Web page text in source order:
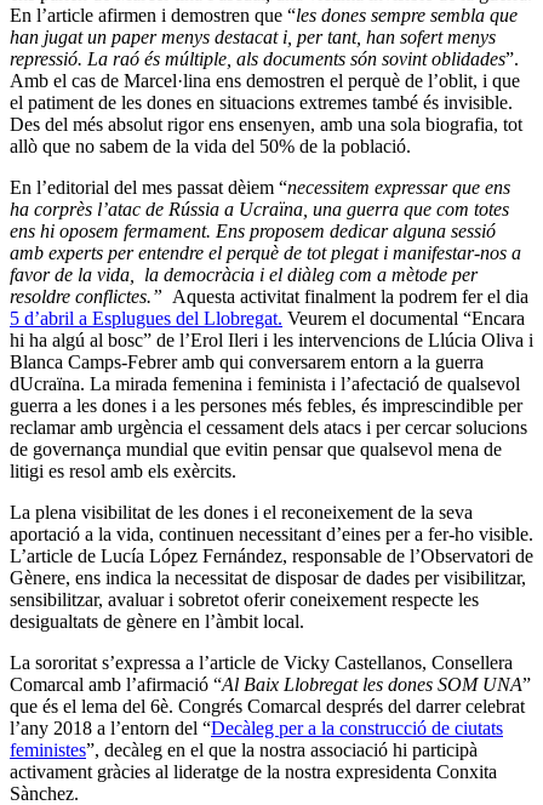
En l’article afirmen i demostren que “les dones sempre sembla que
han jugat un paper menys destacat i, per tant, han sofert menys
repressió. La raó és múltiple, als documents són sovint oblidades”.
Amb el cas de Marcel·lina ens demostren el perquè de l’oblit, i que
el patiment de les dones en situacions extremes també és invisible.
Des del més absolut rigor ens ensenyen, amb una sola biografia, tot
allò que no sabem de la vida del 50% de la població.
En l’editorial del mes passat dèiem “necessitem expressar que ens
ha corprès l’atac de Rússia a Ucraïna, una guerra que com totes
ens hi oposem fermament. Ens proposem dedicar alguna sessió
amb experts per entendre el perquè de tot plegat i manifestar-nos a
favor de la vida, la democràcia i el diàleg com a mètode per
resoldre conflictes.” Aquesta activitat finalment la podrem fer el dia
5 d’abril a Esplugues del Llobregat. Veurem el documental “Encara
hi ha algú al bosc” de l’Erol Ileri i les intervencions de Llúcia Oliva i
Blanca Camps-Febrer amb qui conversarem entorn a la guerra
dUcraïna. La mirada femenina i feminista i l’afectació de qualsevol
guerra a les dones i a les persones més febles, és imprescindible per
reclamar amb urgència el cessament dels atacs i per cercar solucions
de governança mundial que evitin pensar que qualsevol mena de
litigi es resol amb els exèrcits.
La plena visibilitat de les dones i el reconeixement de la seva
aportació a la vida, continuen necessitant d’eines per a fer-ho visible.
L’article de Lucía López Fernández, responsable de l’Observatori de
Gènere, ens indica la necessitat de disposar de dades per visibilitzar,
sensibilitzar, avaluar i sobretot oferir coneixement respecte les
desigualtats de gènere en l’àmbit local.
La sororitat s’expressa a l’article de Vicky Castellanos, Consellera
Comarcal amb l’afirmació “Al Baix Llobregat les dones SOM UNA”
que és el lema del 6è. Congrés Comarcal després del darrer celebrat
l’any 2018 a l’entorn del “Decàleg per a la construcció de ciutats
feministes”, decàleg en el que la nostra associació hi participà
activament gràcies al lideratge de la nostra expresidenta Conxita
Sànchez.